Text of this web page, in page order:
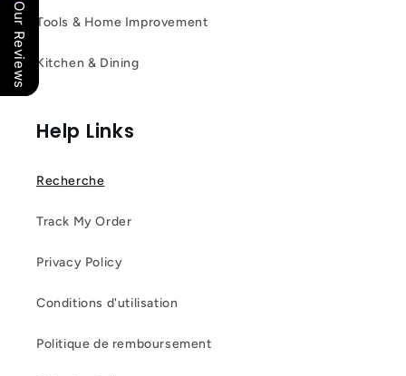
Tools & Home Improvement
Kitchen & Dining
Help Links
Recherche
Track My Order
Privacy Policy
Conditions d'utilisation
Politique de remboursement
Our Reviews